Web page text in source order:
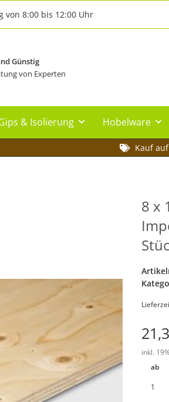
von 8:00 bis 12:00 Uhr
Günstig
von Experten
& Isolierung Hobelware
Kauf
8 x
inkl.
ab
1